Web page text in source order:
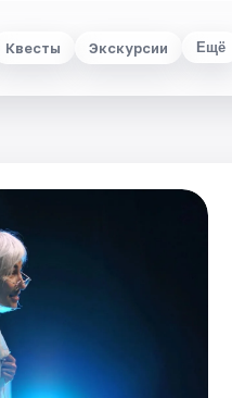
Квесты Экскурсии Ещё